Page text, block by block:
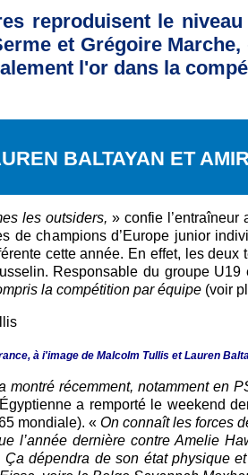
reproduisent le
et Grégoire
l'or dans la
BALTAYAN ET
les outsiders, » confie l’entraîneur
de champions d’Europe junior
cette année. En effet, les
Responsable du groupe
la compétition par équipe (voir
à i'image de Malcolm Tullis et Lauren
montré récemment, notamment en
a remporté le weekend
mondiale). «On connaît les forces
l’année dernière contre Amelie
Ça dépendra de son état physique